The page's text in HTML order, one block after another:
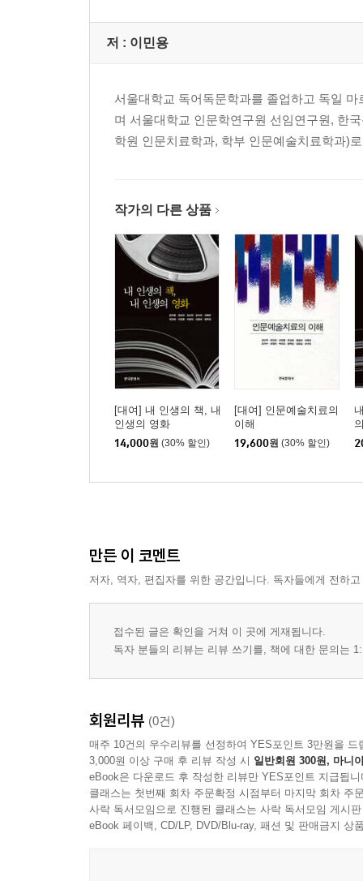
초연결사회의 통치성은 무엇인가
영화를 통해 본 포스트휴먼_정락길
스필버그의 영화 세계와 포스트휴먼
몰입의 욕망과 그 이면
저 : 이민용
서울대학교 독어독문학과를 졸업하고 독일
며 서울대학교 인문학연구원 선임연구원, 한
학원 인문치료학과, 학부 인문예술치료학과)
작가의 다른 상품
[대여] 내 인생의 책, 내
인생의 영화
14,000원 (30% 할인)
[대여] 인문예술치료의
이해
19,600원 (30% 할인)
만든 이 코멘트
저자, 역자, 편집자를 위한 공간입니다. 독자들에게 전하
접수된 글은 확인을 거쳐 이 곳에 게재됩니다.
독자 분들의 리뷰는 리뷰 쓰기를, 책에 대한 문의는
회원리뷰 (0건)
매주 10건의 우수리뷰를 선정하여 YES포인트 3만원을 드
3,000원 이상 구매 후 리뷰 작성 시 일반회원 300원, 마니
eBook은 다운로드 후 작성한 리뷰만 YES포인트 지급됩니
클래스는 첫번째 회차 주문확정 시점부터 마지막 회차 주
사락 독서모임으로 진행된 클래스는 사락 독서모임 게시
eBook 페이백, CD/LP, DVD/Blu-ray, 패션 및 판매금지 상